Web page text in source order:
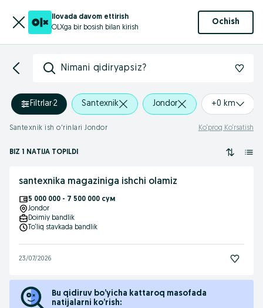
Ilovada davom ettirish
OLXga bir bosish bilan kirish
Ochish
Nimani qidiryapsiz?
Filtrlar·2 Santexnik Jondor +0 km
Santexnik ish o'rinlari Jondor Ko‘proq Ko‘rsatish
BIZ 1 NATIJA TOPILDI
santexnika magaziniga ishchi olamiz
5 000 000 - 7 500 000 сум
Jondor
Doimiy bandlik
To‘liq stavkada bandlik
23/07/2026
Bu qidiruv bo’yicha kattaroq masofada
natijalarni ko’rish: